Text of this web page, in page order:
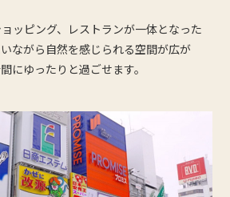
ッピング、レストランが一体となった
ながら自然を感じられる空間が広が
にゆったりと過ごせます。